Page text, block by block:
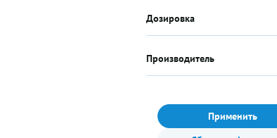
Дозировка
Производитель
Применить